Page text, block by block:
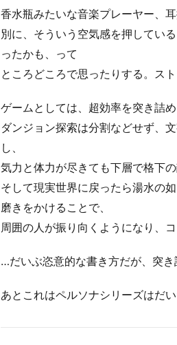
香水瓶みたいな音楽プレーヤー、
別に、そういう空気感を押してい
ったかも、って
ところどころで思ったりする。ス
ゲームとしては、超効率を突き詰
ダンジョン探索は分割などせず、
し、
気力と体力が尽きても下層で格下
そして現実世界に戻ったら湯水の
磨きをかけることで、
周囲の人が振り向くようになり、
…だいぶ恣意的な書き方だが、突き
あとこれはペルソナシリーズはだ